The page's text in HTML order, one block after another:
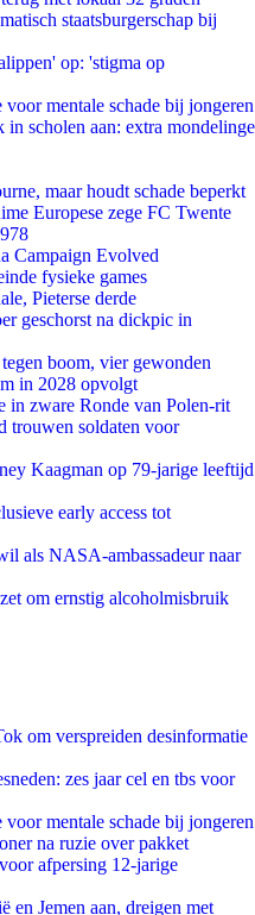
staatsburgerschap bij
op: 'stigma op
mentale schade bij jongeren
scholen aan: extra mondelinge
maar houdt schade beperkt
Europese zege FC Twente
Campaign Evolved
fysieke games
Pieterse derde
geschorst na dickpic in
boom, vier gewonden
in 2028 opvolgt
in zware Ronde van Polen-rit
trouwen soldaten voor
Kaagman op 79-jarige leeftijd
early access tot
als NASA-ambassadeur naar
om ernstig alcoholmisbruik
om verspreiden desinformatie
zes jaar cel en tbs voor
mentale schade bij jongeren
na ruzie over pakket
afpersing 12-jarige
en Jemen aan, dreigen met